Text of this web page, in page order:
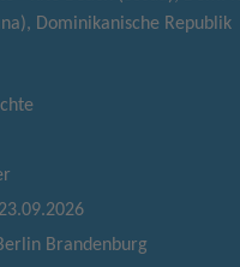
Dominikanische Republik
Brandenburg